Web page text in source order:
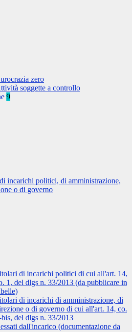
zero
soggette a controllo
9
incarichi politici, di amministrazione,
o di governo
di incarichi politici di cui all'art. 14,
1, del dlgs n. 33/2013 (da pubblicare in
di incarichi di amministrazione, di
o di governo di cui all'art. 14, co.
bis, del dlgs n. 33/2013
dall'incarico (documentazione da